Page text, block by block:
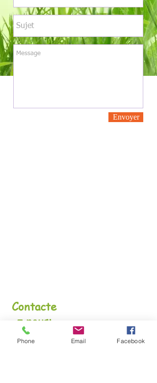
Envoyer
Contacte
z nous:
Association
Curieux de
Phone Email Facebook